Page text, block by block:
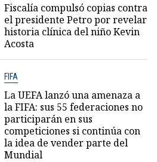
Fiscalía compulsó copias contra
el presidente Petro por revelar
historia clínica del niño Kevin
Acosta
FIFA
La UEFA lanzó una amenaza a
la FIFA: sus 55 federaciones no
participarán en sus
competiciones si continúa con
la idea de vender parte del
Mundial